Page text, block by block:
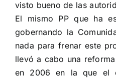
visto bueno de las
El mismo PP que ha
gobernando la
nada para frenar este
llevó a cabo una
en 2006 en la que el